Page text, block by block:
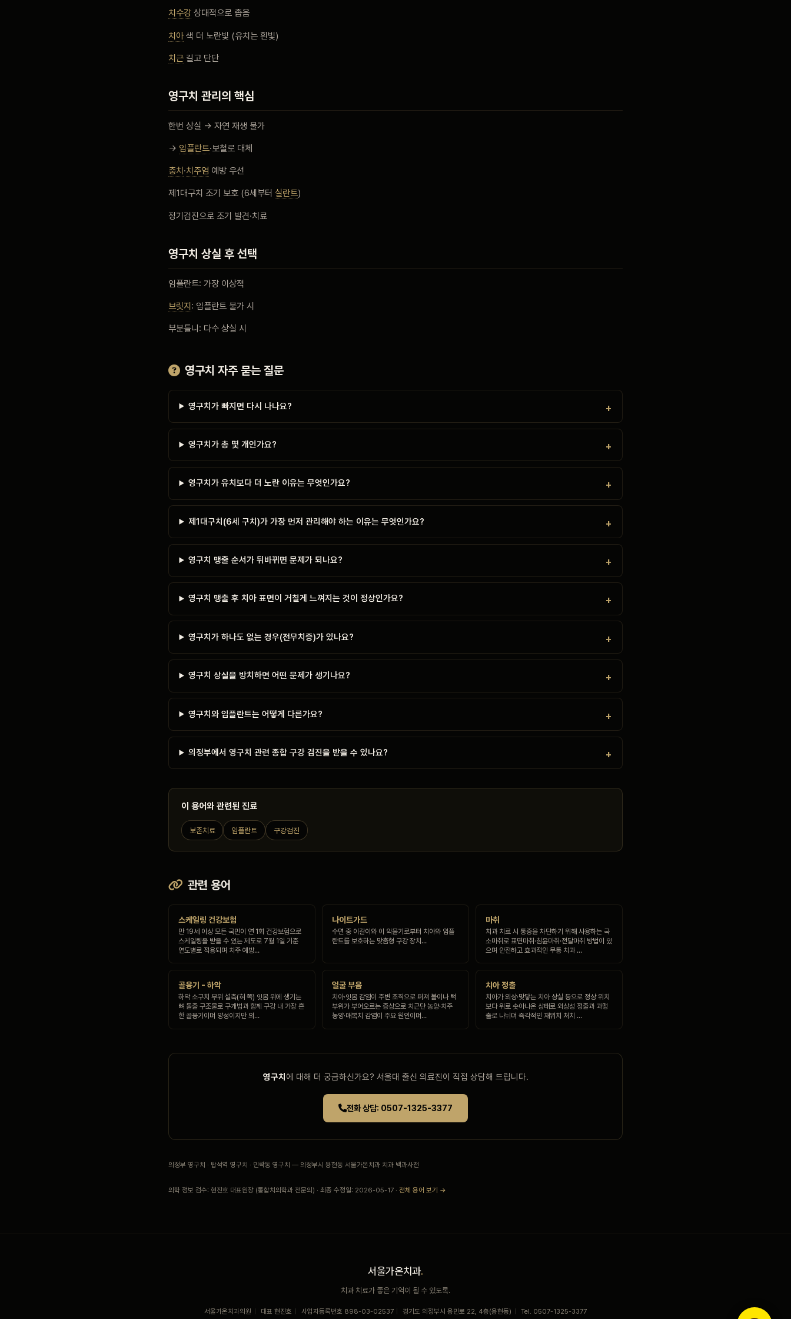
치수강 상대적으로 좁음
치아색 더 노란빛 (유치는 흰빛)
치근 길고 단단
영구치 관리의 핵심
한번 상실 → 자연 재생 불가
→ 임플란트·보철로 대체
충치 ·치주염 예방 우선
제1대구치 조기 보호 (6세부터 실란트)
정기검진으로 조기 발견·치료
영구치 상실 후 선택
임플란트: 가장 이상적
브릿지 : 임플란트 불가 시
부분틀니: 다수 상실 시
영구치 자주 묻는 질문
영구치가 빠지면 다시 나나요?
영구치가 총 몇 개인가요?
영구치가 유치보다 더 노란 이유는 무엇인가요?
제1대구치(6세 구치)가 가장 먼저 관리해야 하는 이유는 무엇인가요?
영구치 맹출 순서가 뒤바뀌면 문제가 되나요?
영구치 맹출 후 치아 표면이 거칠게 느껴지는 것이 정상인가요?
영구치가 하나도 없는 경우(전무치증)가 있나요?
영구치 상실을 방치하면 어떤 문제가 생기나요?
영구치와 임플란트는 어떻게 다른가요?
의정부에서 영구치 관련 종합 구강 검진을 받을 수 있나요?
이 용어와 관련된 진료
보존치료 임플란트 구강검진
관련 용어
스케일링 건강보험
만 19세 이상 모든 국민이 연 1회 건강보험으로
스케일링을 받을 수 있는 제도로 7월 1일 기준
연도별로 적용되며 치주 예방…
나이트가드
수면 중 이갈이와 이 악물기로부터 치아와 임플
란트를 보호하는 맞춤형 구강 장치…
마취
치과 치료 시 통증을 차단하기 위해 사용하는 국
소마취로 표면마취·침윤마취·전달마취 방법이 있
으며 안전하고 효과적인 무통 치과 …
골융기 - 하악
하악 소구치 부위 설측(혀 쪽) 잇몸 위에 생기는
뼈 돌출 구조물로 구개범과 함께 구강 내 가장 흔
한 골융기이며 양성이지만 의…
얼굴 부음
치아·잇몸 감염이 주변 조직으로 퍼져 볼이나 턱
부위가 부어오르는 증상으로 치근단 농양·치주
농양·매복치 감염이 주요 원인이며…
치아 정출
치아가 외상·맞닿는 치아 상실 등으로 정상 위치
보다 위로 솟아나온 상태로 외상성 정출과 과맹
출로 나뉘며 즉각적인 재위치 처치 …
영구치 에 대해 더 궁금하신가요? 서울대 출신 의료진이 직접 상담해 드립니다.
전화 상담: 0507-1325-3377
의정부 영구치 · 탑석역 영구치 · 민락동 영구치 — 의정부시 용현동 서울가온치과 치과 백과사전
의학 정보 검수: 현진호 대표원장 (통합치의학과 전문의) · 최종 수정일: 2026-05-17 · 전체 용어 보기 →
서울가온치과.
치과 치료가 좋은 기억이 될 수 있도록.
서울가온치과의원 대표 현진호 사업자등록번호 898-03-02537 경기도 의정부시 용민로 22, 4층(용현동) Tel. 0507-1325-3377